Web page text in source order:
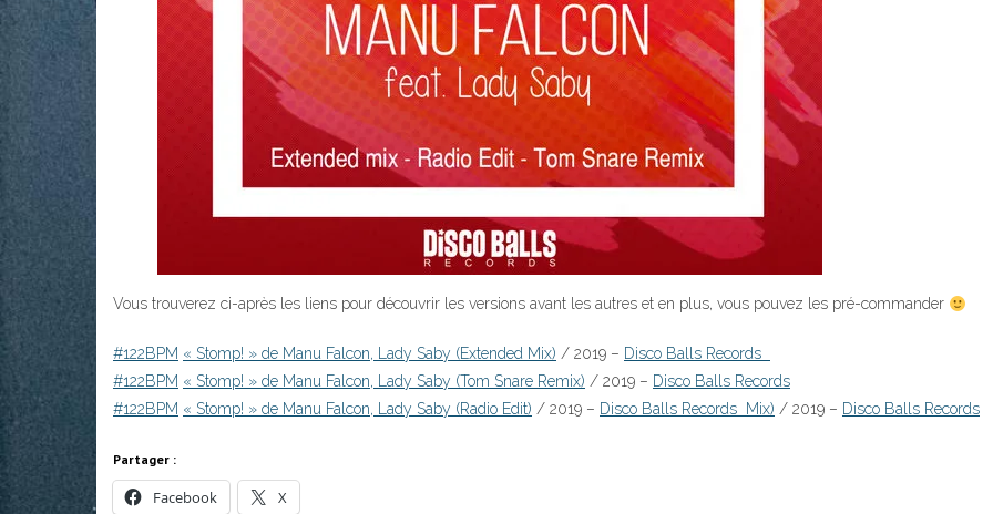
Vous trouverez ci-après les liens pour découvrir les versions avant les autres et en plus, vous pouvez les pré-commander
#122BPM « Stomp! » de Manu Falcon, Lady Saby (Extended Mix) / 2019 – Disco Balls Records
#122BPM « Stomp! » de Manu Falcon, Lady Saby (Tom Snare Remix) / 2019 – Disco Balls Records
#122BPM « Stomp! » de Manu Falcon, Lady Saby (Radio Edit) / 2019 – Disco Balls Records Mix) / 2019 – Disco Balls Records
Partager :
Facebook X